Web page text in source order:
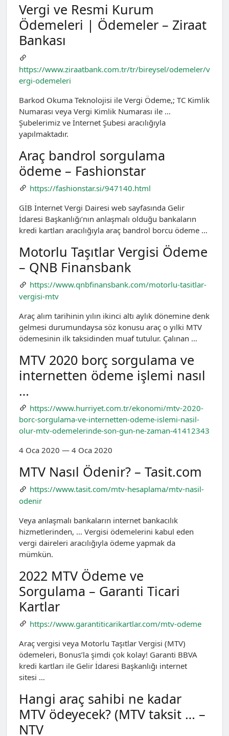
Vergi ve Resmi Kurum
Ödemeleri | Ödemeler – Ziraat
Bankası
https://www.ziraatbank.com.tr/tr/bireysel/odemeler/v
ergi-odemeleri
Barkod Okuma Teknolojisi ile Vergi Ödeme,; TC Kimlik
Numarası veya Vergi Kimlik Numarası ile …
Şubelerimiz ve İnternet Şubesi aracılığıyla
yapılmaktadır.
Araç bandrol sorgulama
ödeme – Fashionstar
https://fashionstar.si/947140.html
GİB İnternet Vergi Dairesi web sayfasında Gelir
İdaresi Başkanlığı’nın anlaşmalı olduğu bankaların
kredi kartları aracılığıyla araç bandrol borcu ödeme …
Motorlu Taşıtlar Vergisi Ödeme
– QNB Finansbank
https://www.qnbfinansbank.com/motorlu-tasitlar-
vergisi-mtv
Araç alım tarihinin yılın ikinci altı aylık dönemine denk
gelmesi durumundaysa söz konusu araç o yılki MTV
ödemesinin ilk taksidinden muaf tutulur. Çalınan …
MTV 2020 borç sorgulama ve
internetten ödeme işlemi nasıl
…
https://www.hurriyet.com.tr/ekonomi/mtv-2020-
borc-sorgulama-ve-internetten-odeme-islemi-nasil-
olur-mtv-odemelerinde-son-gun-ne-zaman-41412343
4 Oca 2020 — 4 Oca 2020
MTV Nasıl Ödenir? – Tasit.com
https://www.tasit.com/mtv-hesaplama/mtv-nasil-
odenir
Veya anlaşmalı bankaların internet bankacılık
hizmetlerinden, … Vergisi ödemelerini kabul eden
vergi daireleri aracılığıyla ödeme yapmak da
mümkün.
2022 MTV Ödeme ve
Sorgulama – Garanti Ticari
Kartlar
https://www.garantiticarikartlar.com/mtv-odeme
Araç vergisi veya Motorlu Taşıtlar Vergisi (MTV)
ödemeleri, Bonus’la şimdi çok kolay! Garanti BBVA
kredi kartları ile Gelir İdaresi Başkanlığı internet
sitesi …
Hangi araç sahibi ne kadar
MTV ödeyecek? (MTV taksit … –
NTV